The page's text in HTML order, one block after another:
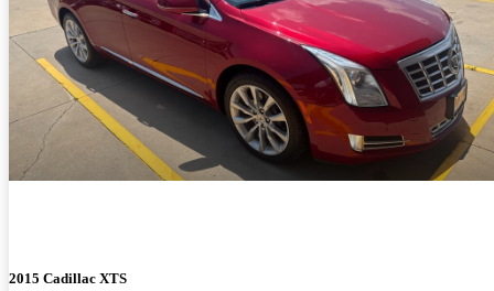
2015 Cadillac XTS